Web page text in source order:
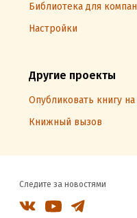
Библиотека для
Настройки
Другие проекты
Опубликовать книгу
Книжный вызов
Следите за новостями